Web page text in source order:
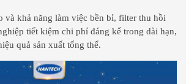
và khả năng làm việc bền bỉ, filter thu hồi
tiết kiệm chi phí đáng kể trong dài hạn,
quả sản xuất tổng thể.